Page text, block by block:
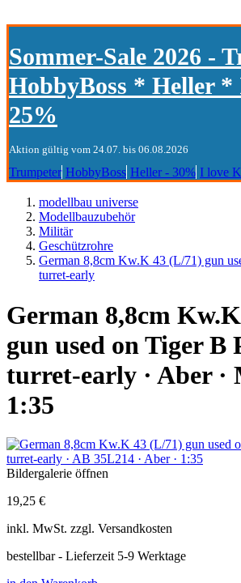
Sommer-Sale 2026 -
HobbyBoss * Heller
25%
Aktion gültig vom 24.07. bis 06.08.2026
Trumpeter HobbyBoss Heller - 30% I love
modellbau universe
Modellbauzubehör
Militär
Geschützrohre
German 8,8cm Kw.K 43 (L/71) gun
turret-early
German 8,8cm
gun used on Tiger B
turret-early · Aber ·
1:35
Bildergalerie öffnen
19,25 €
inkl. MwSt. zzgl. Versandkosten
bestellbar - Lieferzeit 5-9 Werktage